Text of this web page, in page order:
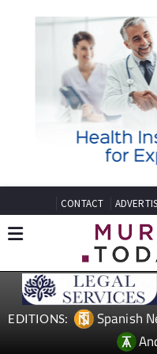
CONTACT
EDITIONS: Spanish